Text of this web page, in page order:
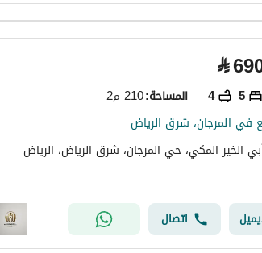
⃁
5
4 المساحة:210 م2
في المرجان، شرق الرياض
الخير المكي، حي المرجان، شرق الرياض، الرياض
اتصال